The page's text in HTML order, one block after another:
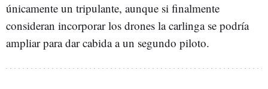
únicamente un tripulante, aunque si finalmente
consideran incorporar los drones la carlinga se podría
ampliar para dar cabida a un segundo piloto.